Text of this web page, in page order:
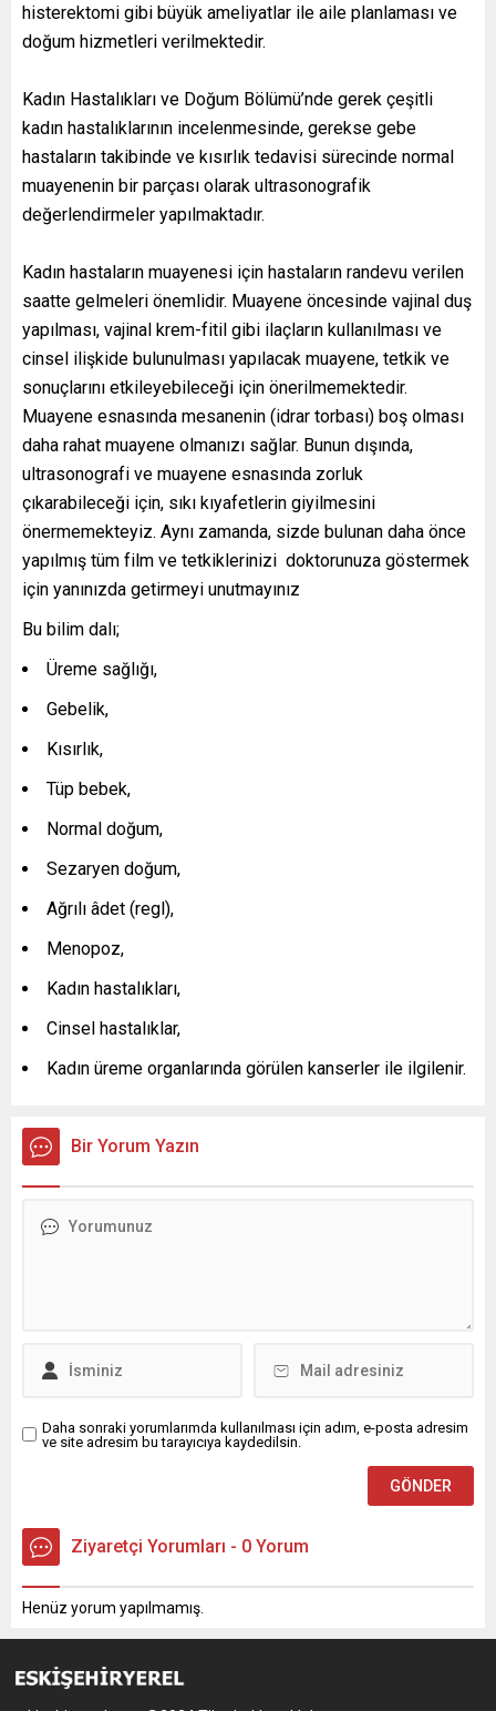
histerektomi gibi büyük ameliyatlar ile aile planlaması ve
doğum hizmetleri verilmektedir.
Kadın Hastalıkları ve Doğum Bölümü’nde gerek çeşitli
kadın hastalıklarının incelenmesinde, gerekse gebe
hastaların takibinde ve kısırlık tedavisi sürecinde normal
muayenenin bir parçası olarak ultrasonografik
değerlendirmeler yapılmaktadır.
Kadın hastaların muayenesi için hastaların randevu verilen
saatte gelmeleri önemlidir. Muayene öncesinde vajinal duş
yapılması, vajinal krem-fitil gibi ilaçların kullanılması ve
cinsel ilişkide bulunulması yapılacak muayene, tetkik ve
sonuçlarını etkileyebileceği için önerilmemektedir.
Muayene esnasında mesanenin (idrar torbası) boş olması
daha rahat muayene olmanızı sağlar. Bunun dışında,
ultrasonografi ve muayene esnasında zorluk
çıkarabileceği için, sıkı kıyafetlerin giyilmesini
önermemekteyiz. Aynı zamanda, sizde bulunan daha önce
yapılmış tüm film ve tetkiklerinizi doktorunuza göstermek
için yanınızda getirmeyi unutmayınız
Bu bilim dalı;
Üreme sağlığı,
Gebelik,
Kısırlık,
Tüp bebek,
Normal doğum,
Sezaryen doğum,
Ağrılı âdet (regl),
Menopoz,
Kadın hastalıkları,
Cinsel hastalıklar,
Kadın üreme organlarında görülen kanserler ile ilgilenir.
Bir Yorum Yazın
Daha sonraki yorumlarımda kullanılması için adım, e-posta adresim
ve site adresim bu tarayıcıya kaydedilsin.
Ziyaretçi Yorumları - 0 Yorum
Henüz yorum yapılmamış.